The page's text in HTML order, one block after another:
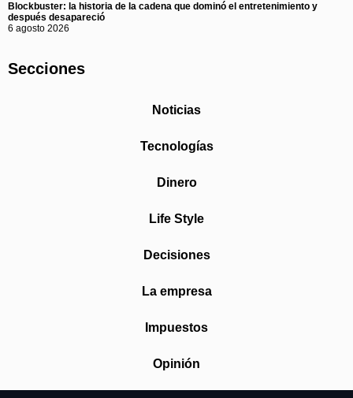
Blockbuster: la historia de la cadena que dominó el entretenimiento y
después desapareció
6 agosto 2026
Secciones
Noticias
Tecnologías
Dinero
Life Style
Decisiones
La empresa
Impuestos
Opinión